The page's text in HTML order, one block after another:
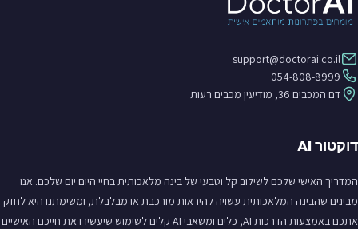
support@doctorai.co.il
054-808-8999
דם המכבים 36, מודיעין מכבים רעות
דוקטור AI
המדריך האישי שלכם לשילוב קל וטבעי של בינה מלאכותית בחיי היום יום שלכם. אנו
מבינים שהבינה המלאכותית עשויה להיראות מורכבת או מבלבלת, ומשימתנו היא לחזק
אתכם באמצעות הדרכות AI, כלים ומשאבי AI קלים לשימוש שיעשירו את חייכם האישיים